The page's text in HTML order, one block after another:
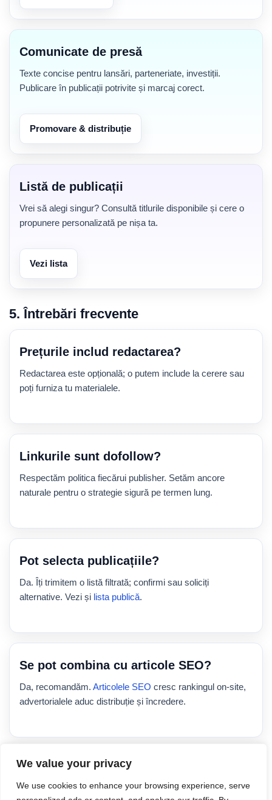
We value your privacy
We use cookies to enhance your browsing experience, serve
Comunicate de presă
Texte concise pentru lansări, parteneriate, investiții.
Publicare în publicații potrivite și marcaj corect.
Promovare & distribuție
Listă de publicații
Vrei să alegi singur? Consultă titlurile disponibile și cere o
propunere personalizată pe nișa ta.
Vezi lista
5. Întrebări frecvente
Prețurile includ redactarea?
Redactarea este opțională; o putem include la cerere sau
poți furniza tu materialele.
Linkurile sunt dofollow?
Respectăm politica fiecărui publisher. Setăm ancore
naturale pentru o strategie sigură pe termen lung.
Pot selecta publicațiile?
Da. Îți trimitem o listă filtrată; confirmi sau soliciți
alternative. Vezi și lista publică.
Se pot combina cu articole SEO?
Da, recomandăm. Articolele SEO cresc rankingul on-site,
advertorialele aduc distribuție și încredere.
6. Cere ofertă
Spune-ne nișa, obiectivul și volumul (ex: 20/50/100+